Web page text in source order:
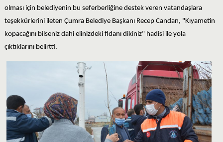
olması için belediyenin bu seferberliğine destek veren vatandaşlara
teşekkürlerini ileten Çumra Belediye Başkanı Recep Candan, "Kıyametin
kopacağını bilseniz dahi elinizdeki fidanı dikiniz" hadisi ile yola
çıktıklarını belirtti.